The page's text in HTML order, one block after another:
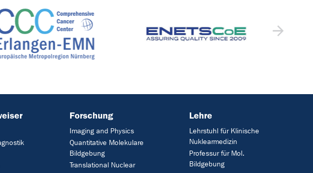
Forschung
Imaging and Physics
Quantitative Molekulare
Bildgebung
Translational Nuclear
Lehre
Lehrstuhl für Klinische
Nuklearmedizin
Professur für Mol.
Bildgebung